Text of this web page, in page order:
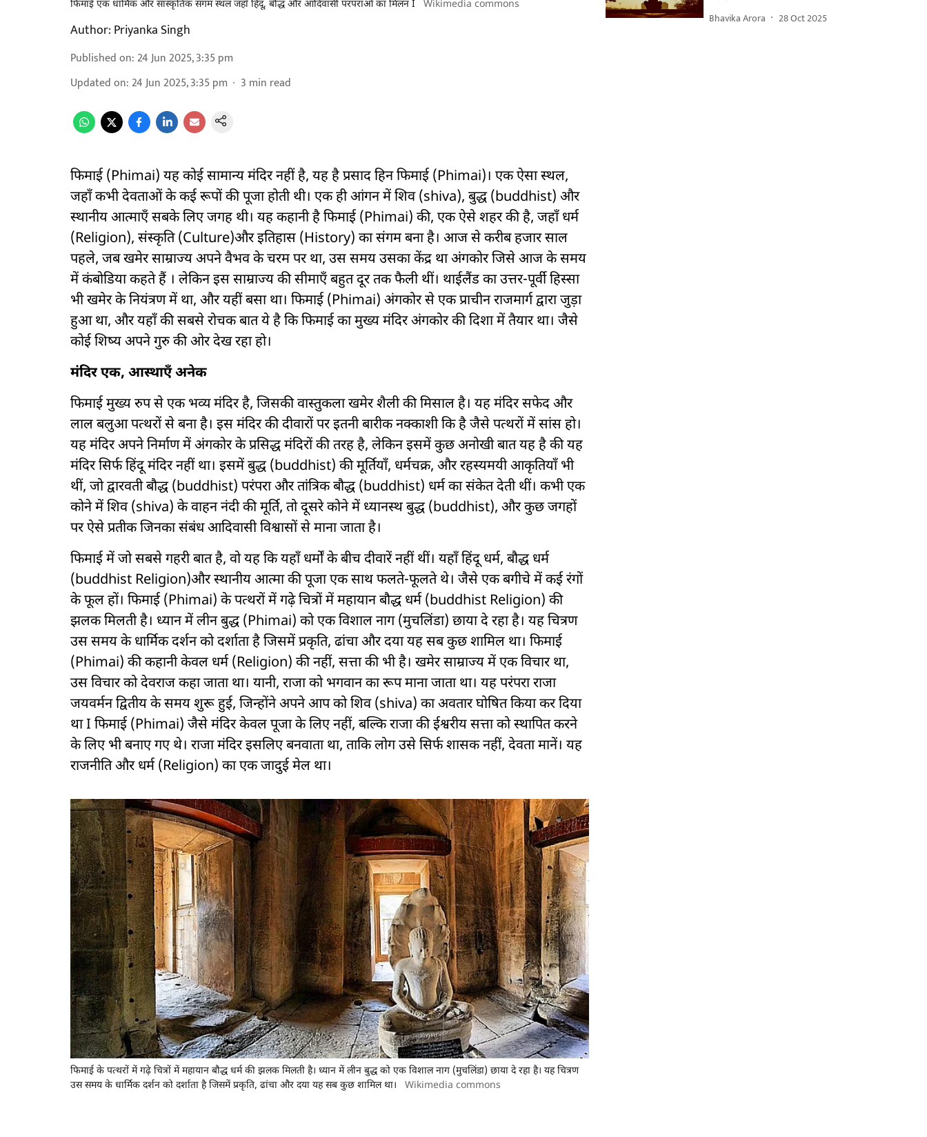
फिमाई एक धार्मिक और सांस्कृतिक संगम स्थल जहाँ हिंदू, बौद्ध और आदिवासी परंपराओं का मिलन I Wikimedia commons
Author: Priyanka Singh
Published on: 24 Jun 2025, 3:35 pm
Updated on: 24 Jun 2025, 3:35 pm 3 min read
फिमाई (Phimai) यह कोई सामान्य मंदिर नहीं है, यह है प्रसाद हिन फिमाई (Phimai)। एक ऐसा स्थल,
जहाँ कभी देवताओं के कई रूपों की पूजा होती थी। एक ही आंगन में शिव (shiva), बुद्ध (buddhist) और
स्थानीय आत्माएँ सबके लिए जगह थी। यह कहानी है फिमाई (Phimai) की, एक ऐसे शहर की है, जहाँ धर्म
(Religion), संस्कृति (Culture)और इतिहास (History) का संगम बना है। आज से करीब हजार साल
पहले, जब खमेर साम्राज्य अपने वैभव के चरम पर था, उस समय उसका केंद्र था अंगकोर जिसे आज के समय
में कंबोडिया कहते हैं । लेकिन इस साम्राज्य की सीमाएँ बहुत दूर तक फैली थीं। थाईलैंड का उत्तर-पूर्वी हिस्सा
भी खमेर के नियंत्रण में था, और यहीं बसा था। फिमाई (Phimai) अंगकोर से एक प्राचीन राजमार्ग द्वारा जुड़ा
हुआ था, और यहाँ की सबसे रोचक बात ये है कि फिमाई का मुख्य मंदिर अंगकोर की दिशा में तैयार था। जैसे
कोई शिष्य अपने गुरु की ओर देख रहा हो।
मंदिर एक, आस्थाएँ अनेक
फिमाई मुख्य रुप से एक भव्य मंदिर है, जिसकी वास्तुकला खमेर शैली की मिसाल है। यह मंदिर सफेद और
लाल बलुआ पत्थरों से बना है। इस मंदिर की दीवारों पर इतनी बारीक नक्काशी कि है जैसे पत्थरों में सांस हो।
यह मंदिर अपने निर्माण में अंगकोर के प्रसिद्ध मंदिरों की तरह है, लेकिन इसमें कुछ अनोखी बात यह है की यह
मंदिर सिर्फ हिंदू मंदिर नहीं था। इसमें बुद्ध (buddhist) की मूर्तियाँ, धर्मचक्र, और रहस्यमयी आकृतियाँ भी
थीं, जो द्वारवती बौद्ध (buddhist) परंपरा और तांत्रिक बौद्ध (buddhist) धर्म का संकेत देती थीं। कभी एक
कोने में शिव (shiva) के वाहन नंदी की मूर्ति, तो दूसरे कोने में ध्यानस्थ बुद्ध (buddhist), और कुछ जगहों
पर ऐसे प्रतीक जिनका संबंध आदिवासी विश्वासों से माना जाता है।
फिमाई में जो सबसे गहरी बात है, वो यह कि यहाँ धर्मों के बीच दीवारें नहीं थीं। यहाँ हिंदू धर्म, बौद्ध धर्म
(buddhist Religion)और स्थानीय आत्मा की पूजा एक साथ फलते-फूलते थे। जैसे एक बगीचे में कई रंगों
के फूल हों। फिमाई (Phimai) के पत्थरों में गढ़े चित्रों में महायान बौद्ध धर्म (buddhist Religion) की
झलक मिलती है। ध्यान में लीन बुद्ध (Phimai) को एक विशाल नाग (मुचलिंडा) छाया दे रहा है। यह चित्रण
उस समय के धार्मिक दर्शन को दर्शाता है जिसमें प्रकृति, ढांचा और दया यह सब कुछ शामिल था। फिमाई
(Phimai) की कहानी केवल धर्म (Religion) की नहीं, सत्ता की भी है। खमेर साम्राज्य में एक विचार था,
उस विचार को देवराज कहा जाता था। यानी, राजा को भगवान का रूप माना जाता था। यह परंपरा राजा
जयवर्मन द्वितीय के समय शुरू हुई, जिन्होंने अपने आप को शिव (shiva) का अवतार घोषित किया कर दिया
था I फिमाई (Phimai) जैसे मंदिर केवल पूजा के लिए नहीं, बल्कि राजा की ईश्वरीय सत्ता को स्थापित करने
के लिए भी बनाए गए थे। राजा मंदिर इसलिए बनवाता था, ताकि लोग उसे सिर्फ शासक नहीं, देवता मानें। यह
राजनीति और धर्म (Religion) का एक जादुई मेल था।
फिमाई के पत्थरों में गढ़े चित्रों में महायान बौद्ध धर्म की झलक मिलती है। ध्यान में लीन बुद्ध को एक विशाल नाग (मुचलिंडा) छाया दे रहा है। यह चित्रण
उस समय के धार्मिक दर्शन को दर्शाता है जिसमें प्रकृति, ढांचा और दया यह सब कुछ शामिल था।
Wikimedia commons
Bhavika Arora 28 Oct 2025